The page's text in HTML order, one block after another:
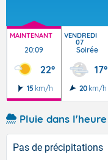
MAINTENANT
20:09
22°
15 km/h
VENDREDI
07
Soirée
17°
20 km/h
Pluie dans l'heure
Pas de précipitations